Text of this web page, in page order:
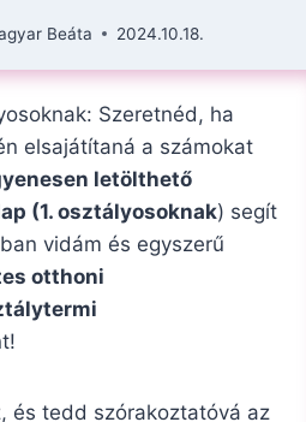
Beáta 2024.10.18.
Szeretnéd, ha
elsajátítaná a számokat
letölthető
(1. osztályosoknak) segít
vidám és egyszerű
otthoni
és tedd szórakoztatóvá az